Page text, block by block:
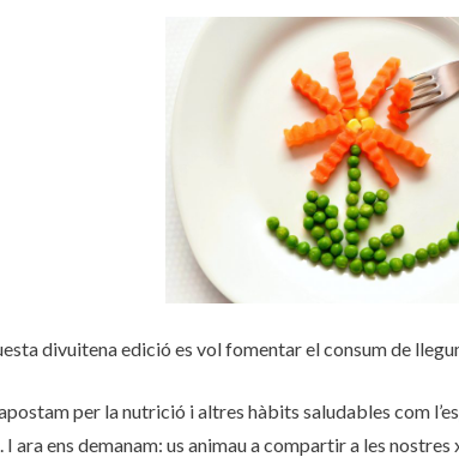
divuitena edició es vol fomentar el consum de
per la nutrició i altres hàbits saludables com
ara ens demanam: us animau a compartir a les